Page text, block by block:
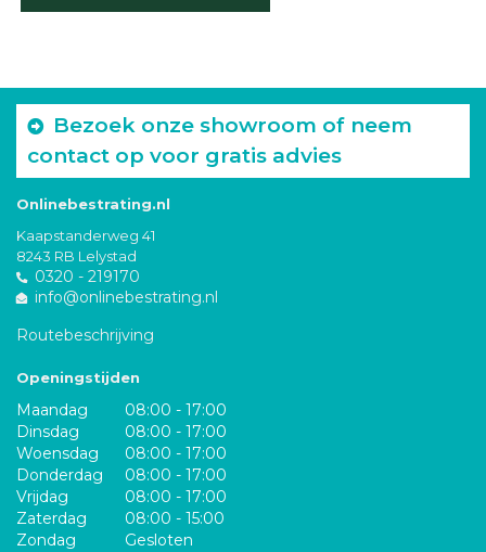
Bezoek onze showroom of neem
contact op voor gratis advies
Onlinebestrating.nl
Kaapstanderweg 41
8243 RB Lelystad
0320 - 219170
info@onlinebestrating.nl
Routebeschrijving
Openingstijden
Maandag
08:00 - 17:00
Dinsdag
08:00 - 17:00
Woensdag
08:00 - 17:00
Donderdag
08:00 - 17:00
Vrijdag
08:00 - 17:00
Zaterdag
08:00 - 15:00
Zondag
Gesloten